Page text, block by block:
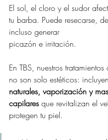
El sol, el cloro y el sudor
tu barba. Puede resecarse,
incluso generar
picazón e irritación.
En TBS, nuestros
no son solo estéticos: incluyen
naturales, vaporización y
capilares que revitalizan el
protegen tu piel.